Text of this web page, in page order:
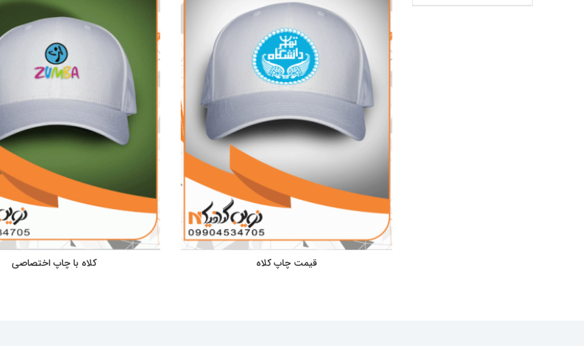
قیمت چاپ کلاه کلاه با چاپ اختصاصی